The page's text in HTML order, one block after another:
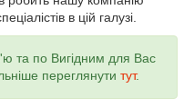
в цій галузі.
та по Вигідним для Вас
переглянути тут.